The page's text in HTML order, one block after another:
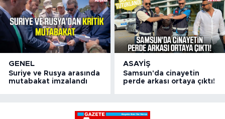
GENEL
Suriye ve Rusya arasında
mutabakat imzalandı
ASAYIŞ
Samsun'da cinayetin
perde arkası ortaya çıktı!